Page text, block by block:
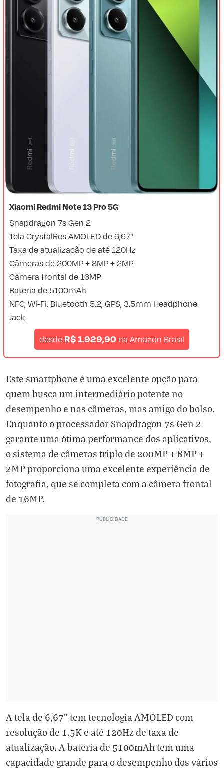
Xiaomi Redmi Note 13 Pro 5G
Snapdragon 7s Gen 2
Tela CrystalRes AMOLED de 6,67"
Taxa de atualização de até 120Hz
Câmeras de 200MP + 8MP + 2MP
Câmera frontal de 16MP
Bateria de 5100mAh
NFC, Wi-Fi, Bluetooth 5.2, GPS, 3.5mm Headphone
Jack
desde R$ 1.929,90 na Amazon Brasil
Este smartphone é uma excelente opção para
quem busca um intermediário potente no
desempenho e nas câmeras, mas amigo do bolso.
Enquanto o processador Snapdragon 7s Gen 2
garante uma ótima performance dos aplicativos,
o sistema de câmeras triplo de 200MP + 8MP +
2MP proporciona uma excelente experiência de
fotografia, que se completa com a câmera frontal
de 16MP.
A tela de 6,67" tem tecnologia AMOLED com
resolução de 1.5K e até 120Hz de taxa de
atualização. A bateria de 5100mAh tem uma
capacidade grande para o desempenho dos vários